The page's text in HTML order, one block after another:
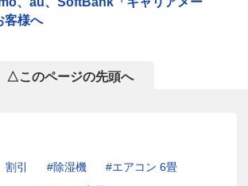
客様へ
△このページの先頭へ
引
除湿機
エアコン 6畳